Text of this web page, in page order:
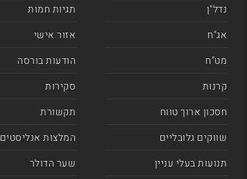
נדל"ן
אג"ח
מט"ח
קרנות
חסכון ארוך טווח
שווקים גלובליים
תנועות בעלי עניין
תגיות חמות
אזור אישי
הודעות בורסה
סקירות
תקשורת
המלצות אנליסטים
שער הדולר